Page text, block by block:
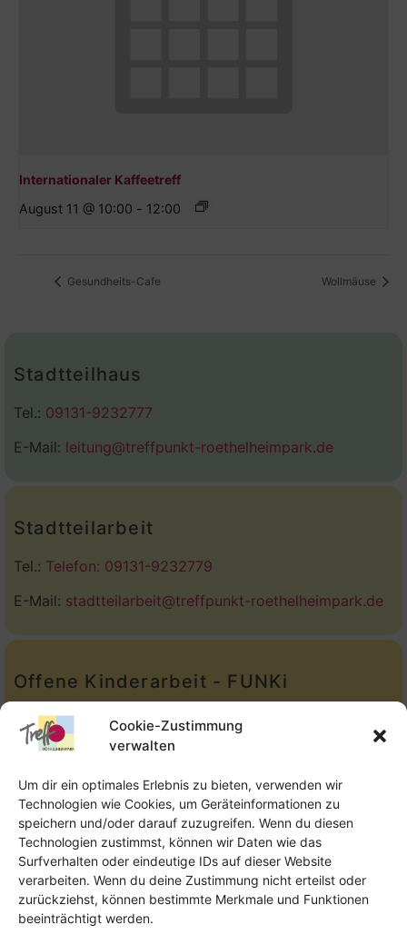
Cookie-Zustimmung
verwalten
Um dir ein optimales Erlebnis zu bieten, verwenden wir
Technologien wie Cookies, um Geräteinformationen zu
speichern und/oder darauf zuzugreifen. Wenn du diesen
Technologien zustimmst, können wir Daten wie das
Surfverhalten oder eindeutige IDs auf dieser Website
verarbeiten. Wenn du deine Zustimmung nicht erteilst oder
zurückziehst, können bestimmte Merkmale und Funktionen
beeinträchtigt werden.
Internationaler Kaffeetreff
August 11 @ 10:00 - 12:00
Gesundheits-Cafe Wollmäuse
Stadtteilhaus
Tel.: 09131-9232777
E-Mail: leitung@treffpunkt-roethelheimpark.de
Stadtteilarbeit
Tel.: Telefon: 09131-9232779
E-Mail: stadtteilarbeit@treffpunkt-roethelheimpark.de
Offene Kinderarbeit - FUNKi
Tel.:Telefon: 09131-610749
E-Mail:oka@treffpunkt-roethelheimpark.de
Offene Jugendarbeit - Easthouse
Tel:
09131–302259
E-Mail:oja@treffpunkt-roethelheimpark.de